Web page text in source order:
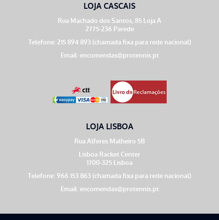
LOJA CASCAIS
Rua Machado dos Santos, 85 Loja A
2775-236 Parede
Telefone: 215 894 893 (chamada fixa para rede nacional)
Email: encomendas@protennis.pt
LOJA LISBOA
Rua Alferes Malheiro 5B
Lisboa Racket Center
1700-325 Lisboa
Telefone: 966 153 863 (chamada fixa para rede nacional)
Email: encomendas@protennis.pt